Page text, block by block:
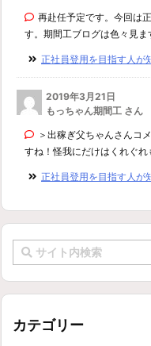
再赴任予定です。今回は
す。期間工ブログは色々見
正社員登用を目指す人が
2019年3月21日
もっちゃん期間工 さん
＞出稼ぎ父ちゃんさんコ
すね！怪我にだけはくれぐ
正社員登用を目指す人が
カテゴリー